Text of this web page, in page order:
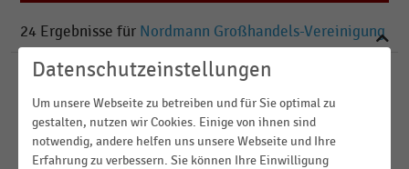
24 Ergebnisse für Nordmann Großhandels-Vereinigung
Umsatz der größten Unternehmen im
Getränkefachgroßhandel in Deutschland (2021-
2022)
Lebensmittelhandel
2021
2020
2019
MEHR ANZEIGEN
Datenschutzeinstellungen
Um unsere Webseite zu betreiben und für Sie optimal zu
gestalten, nutzen wir Cookies. Einige von ihnen sind
notwendig, andere helfen uns unsere Webseite und Ihre
Erfahrung zu verbessern. Sie können Ihre Einwilligung